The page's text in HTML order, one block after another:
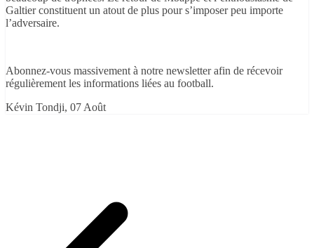
Galtier constituent un atout de plus pour s’imposer peu importe
l’adversaire.
Abonnez-vous massivement à notre newsletter afin de récevoir
régulièrement les informations liées au football.
Kévin Tondji, 07 Août